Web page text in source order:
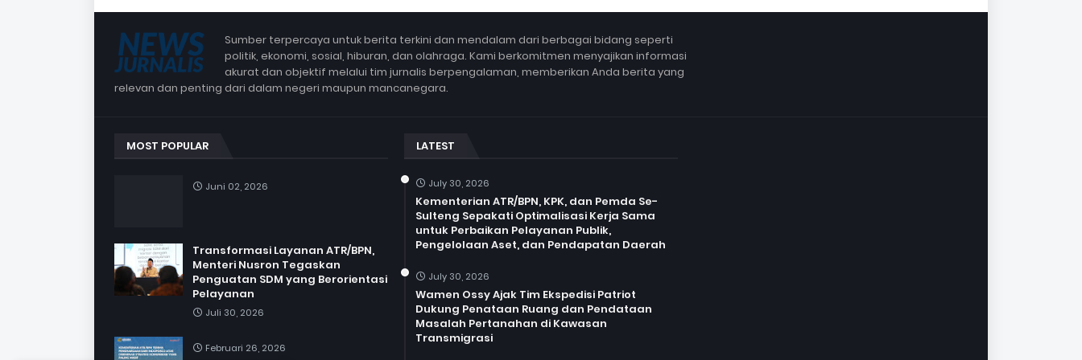
Sumber terpercaya untuk berita terkini dan mendalam dari berbagai bidang seperti
politik, ekonomi, sosial, hiburan, dan olahraga. Kami berkomitmen menyajikan informasi
akurat dan objektif melalui tim jurnalis berpengalaman, memberikan Anda berita yang
relevan dan penting dari dalam negeri maupun mancanegara.
MOST POPULAR
Juni 02, 2026
Transformasi Layanan ATR/BPN,
Menteri Nusron Tegaskan
Penguatan SDM yang Berorientasi
Pelayanan
Juli 30, 2026
Februari 26, 2026
LATEST
July 30, 2026
Kementerian ATR/BPN, KPK, dan Pemda Se-
Sulteng Sepakati Optimalisasi Kerja Sama
untuk Perbaikan Pelayanan Publik,
Pengelolaan Aset, dan Pendapatan Daerah
July 30, 2026
Wamen Ossy Ajak Tim Ekspedisi Patriot
Dukung Penataan Ruang dan Pendataan
Masalah Pertanahan di Kawasan
Transmigrasi